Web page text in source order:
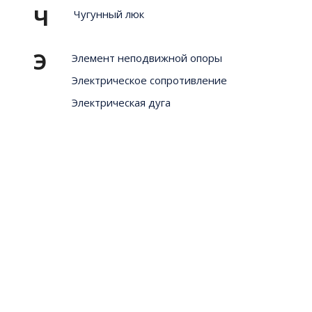
Ч Чугунный люк
Э
Элемент неподвижной опоры
Электрическое сопротивление
Электрическая дуга